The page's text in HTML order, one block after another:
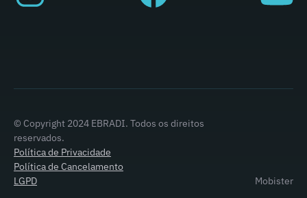
© Copyright 2024 EBRADI. Todos os direitos
reservados.
Política de Privacidade
Política de Cancelamento
LGPD
Mobister